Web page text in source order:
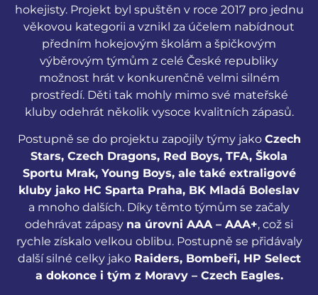
hokejisty. Projekt byl spuštěn v roce 2017 pro jednu
věkovou kategorii a vznikl za účelem nabídnout
předním hokejovým školám a špičkovým
výběrovým týmům z celé České republiky
možnost hrát v konkurenčně velmi silném
prostředí. Děti tak mohly mimo své mateřské
kluby odehrát několik vysoce kvalitních zápasů.
Postupně se do projektu zapojily týmy jako Czech
Stars, Czech Dragons, Red Boys, TFA, Škola
Sportu Mrak, Young Boys, ale také extraligové
kluby jako HC Sparta Praha, BK Mladá Boleslav
a mnoho dalších. Díky těmto týmům se začaly
odehrávat zápasy na úrovni AAA – AAA+, což si
rychle získalo velkou oblibu. Postupně se přidávaly
další silné celky jako Raiders, Bombeři, HP Select
a dokonce i tým z Moravy – Czech Eagles.